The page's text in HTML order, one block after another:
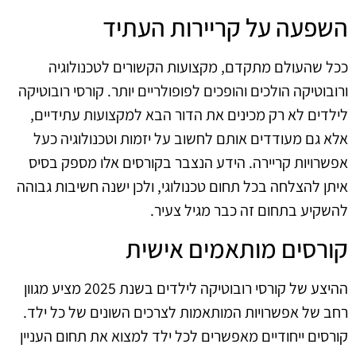
השפעה על קריירות העתיד
ככל שהעולם מתקדם, מקצועות הקשורים לטכנולוגיה
ורובוטיקה הולכים והופכים לפופולריים יותר. קורסי רובוטיקה
לילדים לא רק מכינים את הדור הבא למקצועות עתידיים,
אלא גם מעודדים אותם לחשוב על יזמות וטכנולוגיה כעל
אפשרויות קריירה. הידע הנצבר בקורסים אלו מספק בסיס
איתן להצלחה בכל תחום טכנולוגי, ולכן ישנה חשיבות גבוהה
להשקיע בתחום זה כבר מגיל צעיר.
קורסים מותאמים אישית
ההיצע של קורסי רובוטיקה לילדים בשנת 2025 מציע מגוון
רחב של אפשרויות המותאמות לצרכים השונים של כל ילד.
קורסים ייחודיים מאפשרים לכל ילד למצוא את תחום העניין